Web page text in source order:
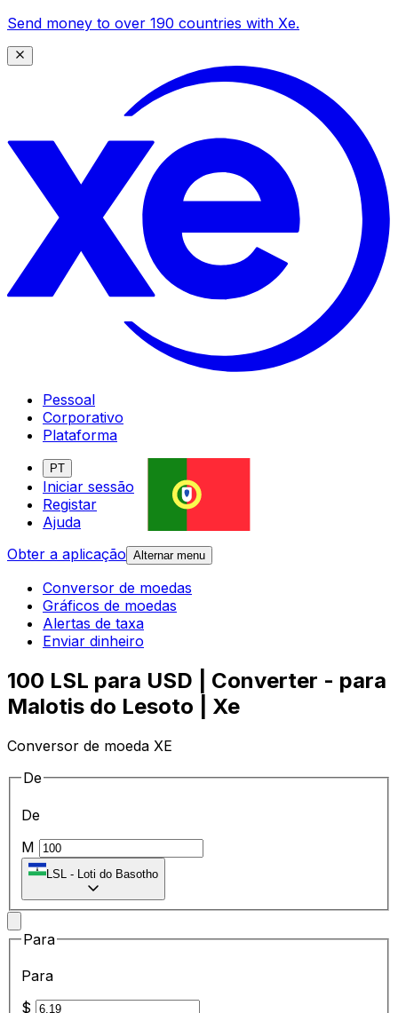
Send money to over 190 countries with Xe.
Pessoal
Corporativo
Plataforma
PT
Iniciar sessão
Registar
Ajuda
Obter a aplicação Alternar menu
Conversor de moedas
Gráficos de moedas
Alertas de taxa
Enviar dinheiro
100 LSL para USD | Converter - para
Malotis do Lesoto | Xe
Conversor de moeda XE
De
De
M
LSL - Loti do Basotho
Para
Para
$